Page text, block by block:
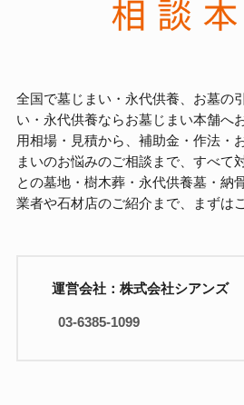
全国で墓じまい・永代供養、お墓の
い・永代供養ならお墓じまい本舗へ
用相場・見積から、補助金・作法・
まいのお悩みのご相談まで、すべて
との墓地・樹木葬・永代供養墓・納
業者や石材店のご紹介まで、まずは
運営会社：株式会社シアンズ
03-6385-1099